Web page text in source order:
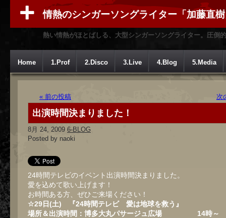
情熱のシンガーソングライター「加藤直
熱い情熱がほとばしる、大型シンガーソングライター。圧倒
Home 1.Prof 2.Disco 3.Live 4.Blog 5.Media
« 前の投稿 次
出演時間決まりました！
8月 24, 2009 6-BLOG
Posted by naoki
24時間テレビのイベント出演時間決まりました。
愛を込めて歌い上げます！
お時間ある方、ぜひご来場ください！
☆29日(土)
『24時間テレビ 愛は地球を救う』
場所＆出演時間： 博多大丸パサージュ広場
14時～